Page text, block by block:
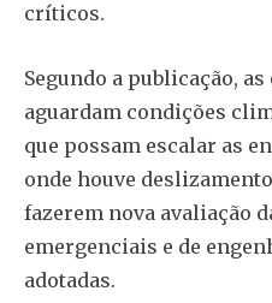
críticos.
Segundo a publicação,
aguardam condições
que possam escalar as
onde houve
fazerem nova avaliação
emergenciais e de
adotadas.